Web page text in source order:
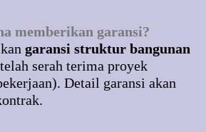
memberikan garansi?
garansi struktur bangunan
serah terima proyek
Detail garansi akan